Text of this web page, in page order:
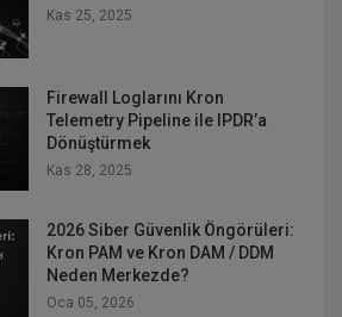
Kas 25, 2025
Firewall Loglarını Kron
Telemetry Pipeline ile IPDR’a
Dönüştürmek
Kas 28, 2025
2026 Siber Güvenlik Öngörüleri:
Kron PAM ve Kron DAM / DDM
Neden Merkezde?
Oca 05, 2026